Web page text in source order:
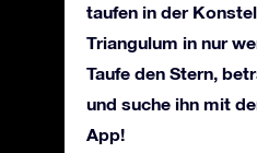
taufen in der
Triangulum in nur
Taufe den Stern,
und suche ihn mit
App!